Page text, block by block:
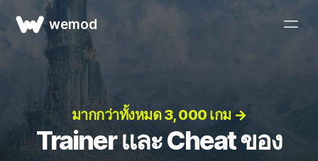
wemod
มากกว่าทั้งหมด 3, 000 เกม →
Trainer และ Cheat ของ